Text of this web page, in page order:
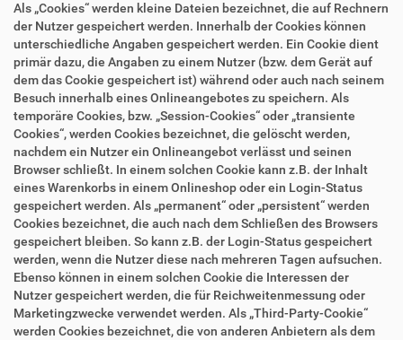
Als „Cookies“ werden kleine Dateien bezeichnet, die auf Rechnern
der Nutzer gespeichert werden. Innerhalb der Cookies können
unterschiedliche Angaben gespeichert werden. Ein Cookie dient
primär dazu, die Angaben zu einem Nutzer (bzw. dem Gerät auf
dem das Cookie gespeichert ist) während oder auch nach seinem
Besuch innerhalb eines Onlineangebotes zu speichern. Als
temporäre Cookies, bzw. „Session-Cookies“ oder „transiente
Cookies“, werden Cookies bezeichnet, die gelöscht werden,
nachdem ein Nutzer ein Onlineangebot verlässt und seinen
Browser schließt. In einem solchen Cookie kann z.B. der Inhalt
eines Warenkorbs in einem Onlineshop oder ein Login-Status
gespeichert werden. Als „permanent“ oder „persistent“ werden
Cookies bezeichnet, die auch nach dem Schließen des Browsers
gespeichert bleiben. So kann z.B. der Login-Status gespeichert
werden, wenn die Nutzer diese nach mehreren Tagen aufsuchen.
Ebenso können in einem solchen Cookie die Interessen der
Nutzer gespeichert werden, die für Reichweitenmessung oder
Marketingzwecke verwendet werden. Als „Third-Party-Cookie“
werden Cookies bezeichnet, die von anderen Anbietern als dem